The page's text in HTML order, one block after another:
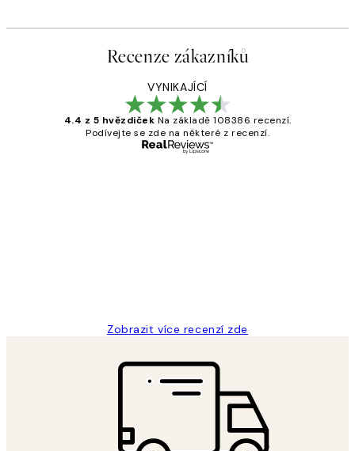
Recenze zákazníků
VYNIKAJÍCÍ
4.4 z 5 hvězdiček Na základě 108386 recenzí.
Podívejte se zde na některé z recenzí.
Zobrazit více recenzí zde